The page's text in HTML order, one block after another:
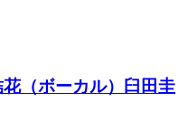
（ボーカル）臼田圭